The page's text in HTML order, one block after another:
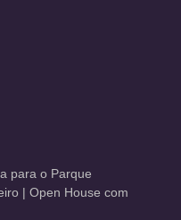
para o Parque
| Open House com